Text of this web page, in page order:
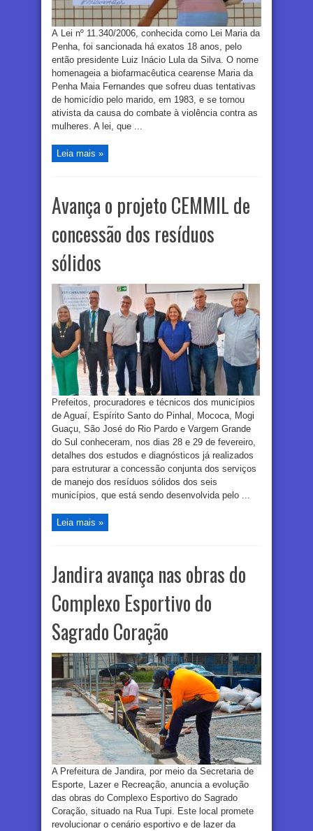
A Lei nº 11.340/2006, conhecida como Lei Maria da
Penha, foi sancionada há exatos 18 anos, pelo
então presidente Luiz Inácio Lula da Silva. O nome
homenageia a biofarmacêutica cearense Maria da
Penha Maia Fernandes que sofreu duas tentativas
de homicídio pelo marido, em 1983, e se tornou
ativista da causa do combate à violência contra as
mulheres. A lei, que ...
Leia mais »
Avança o projeto CEMMIL de
concessão dos resíduos
sólidos
Prefeitos, procuradores e técnicos dos municípios
de Aguaí, Espírito Santo do Pinhal, Mococa, Mogi
Guaçu, São José do Rio Pardo e Vargem Grande
do Sul conheceram, nos dias 28 e 29 de fevereiro,
detalhes dos estudos e diagnósticos já realizados
para estruturar a concessão conjunta dos serviços
de manejo dos resíduos sólidos dos seis
municípios, que está sendo desenvolvida pelo ...
Leia mais »
Jandira avança nas obras do
Complexo Esportivo do
Sagrado Coração
A Prefeitura de Jandira, por meio da Secretaria de
Esporte, Lazer e Recreação, anuncia a evolução
das obras do Complexo Esportivo do Sagrado
Coração, situado na Rua Tupi. Este local promete
revolucionar o cenário esportivo e de lazer da